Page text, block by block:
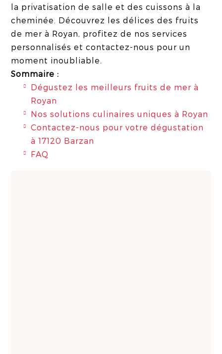
la privatisation de salle et des cuissons à la
cheminée. Découvrez les délices des fruits
de mer à Royan, profitez de nos services
personnalisés et contactez-nous pour un
moment inoubliable.
Sommaire :
Dégustez les meilleurs fruits de mer à
Royan
Nos solutions culinaires uniques à Royan
Contactez-nous pour votre dégustation
à 17120 Barzan
FAQ